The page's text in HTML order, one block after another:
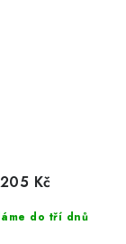
do tří dnů
205 Kč